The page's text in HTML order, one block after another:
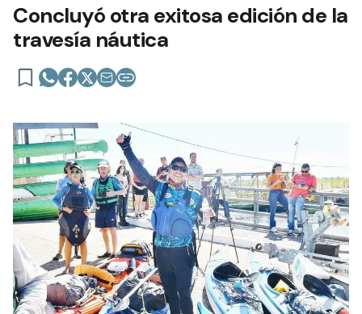
Concluyó otra exitosa edición de la
travesía náutica